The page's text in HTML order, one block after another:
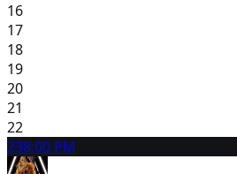
16
17
18
19
20
21
22
238:00 PM